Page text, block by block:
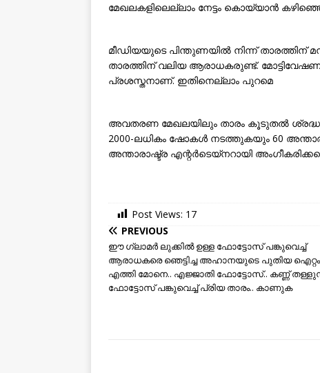
മേഖലകളിലെല്ലാം നേട്ടം കൊയ്യാൻ
മീഡിയയുടെ പിന്തുണയിൽ നിന്ന് താരത്തിന്
താരത്തിന് വലിയ ആരാധകരുണ്ട്.
പ്രശസ്തനാണ്. ഇതിനെല്ലാം പുറമെ
അവതരണ മേഖലയിലും താരം കൂടുതൽ ശ്രദ്ധയും
2000-ലധികം ഷോകൾ നടത്തുകയും 60
അന്താരാഷ്ട്ര എന്റർടെയ്‌നറായി
Post Views: 17
PREVIOUS
ഈ ഗ്ലാമര്‍ ലുക്കില്‍ ഉള്ള ഫോട്ടോസ് പങ്കുവെച്ച്
ആരാധകരെ ഞെട്ടിച്ച അഹാനയുടെ പുതിയ ഐറ്റം
എത്തി മോനെ.. എജ്ജാതി ഫോട്ടോസ്.. കണ്ണ്
ഫോട്ടോസ് പങ്കുവെച്ച് പ്രിയ താരം.. കാണുക